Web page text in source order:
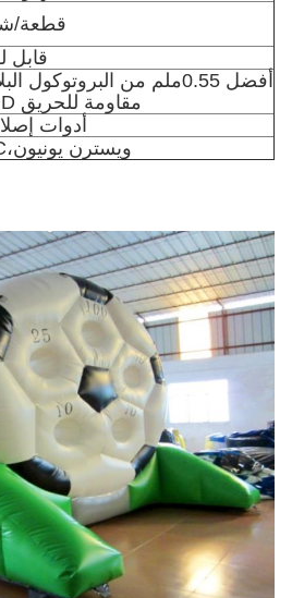
500 قطعة/
قابل
أفضل 0.55ملم من البروتوكول
+ 1000D مقاومة للحريق
أدوات
T/T،L/C،ويسترن يونيون